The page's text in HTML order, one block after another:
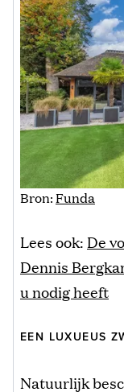
Bron:Funda
Lees ook: De
Dennis
u nodig heeft
EEN LUXUEUS
Natuurlijk